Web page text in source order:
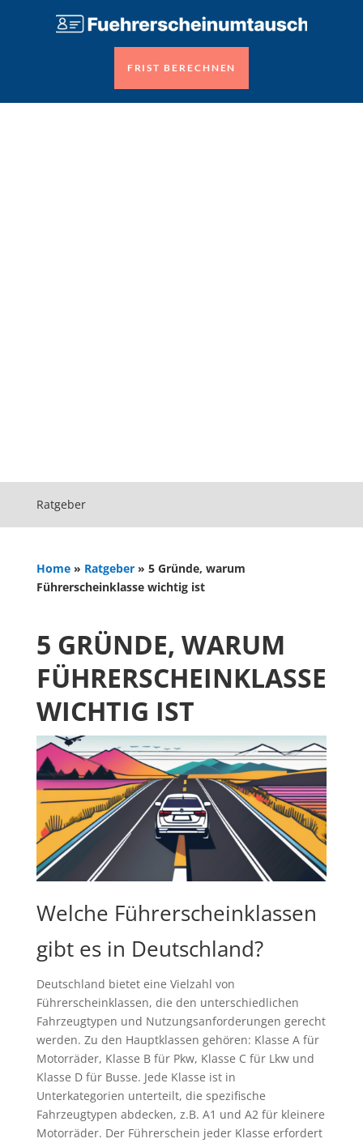
FRIST BERECHNEN
Ratgeber
Home» Ratgeber» 5 Gründe, warum
Führerscheinklasse wichtig ist
5 GRÜNDE, WARUM
FÜHRERSCHEINKLASSE
WICHTIG IST
Welche Führerscheinklassen
gibt es in Deutschland?
Deutschland bietet eine Vielzahl von
Führerscheinklassen, die den unterschiedlichen
Fahrzeugtypen und Nutzungsanforderungen gerecht
werden. Zu den Hauptklassen gehören: Klasse A für
Motorräder, Klasse B für Pkw, Klasse C für Lkw und
Klasse D für Busse. Jede Klasse ist in
Unterkategorien unterteilt, die spezifische
Fahrzeugtypen abdecken, z.B. A1 und A2 für kleinere
Motorräder. Der Führerschein jeder Klasse erfordert